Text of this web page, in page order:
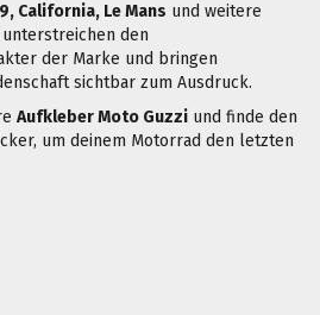
California, Le Mans und weitere
unterstreichen den
der Marke und bringen
sichtbar zum Ausdruck.
Aufkleber Moto Guzzi und finde den
um deinem Motorrad den letzten